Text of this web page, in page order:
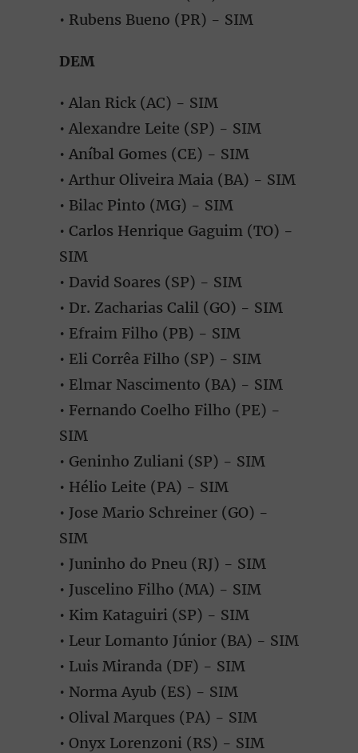
• Rubens Bueno (PR) - SIM
DEM
• Alan Rick (AC) - SIM
• Alexandre Leite (SP) - SIM
• Aníbal Gomes (CE) - SIM
• Arthur Oliveira Maia (BA) - SIM
• Bilac Pinto (MG) - SIM
• Carlos Henrique Gaguim (TO) -
SIM
• David Soares (SP) - SIM
• Dr. Zacharias Calil (GO) - SIM
• Efraim Filho (PB) - SIM
• Eli Corrêa Filho (SP) - SIM
• Elmar Nascimento (BA) - SIM
• Fernando Coelho Filho (PE) -
SIM
• Geninho Zuliani (SP) - SIM
• Hélio Leite (PA) - SIM
• Jose Mario Schreiner (GO) -
SIM
• Juninho do Pneu (RJ) - SIM
• Juscelino Filho (MA) - SIM
• Kim Kataguiri (SP) - SIM
• Leur Lomanto Júnior (BA) - SIM
• Luis Miranda (DF) - SIM
• Norma Ayub (ES) - SIM
• Olival Marques (PA) - SIM
• Onyx Lorenzoni (RS) - SIM